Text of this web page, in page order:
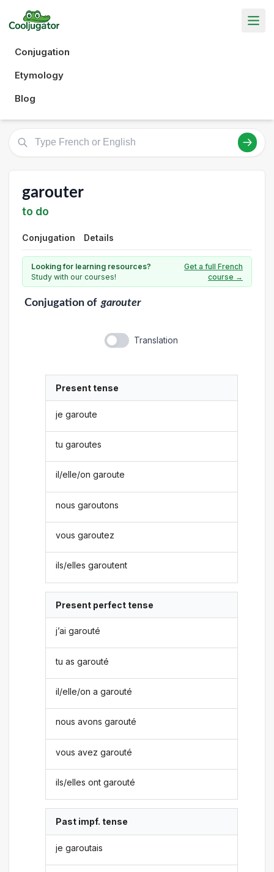
Conjugation
Etymology
Blog
garouter
to do
Conjugation Details
Looking for learning resources?
Study with our courses!
Get a full French
course →
Conjugationof garouter
Translation
Present tense
je garoute
tu garoutes
il/elle/on garoute
nous garoutons
vous garoutez
ils/elles garoutent
Present perfect tense
j’ai garouté
tu as garouté
il/elle/on a garouté
nous avons garouté
vous avez garouté
ils/elles ont garouté
Past impf. tense
je garoutais